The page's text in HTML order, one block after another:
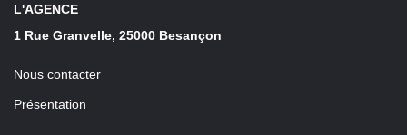
Confiez-Nous La Recherche De Votre Location
L'AGENCE
1 Rue Granvelle, 25000 Besançon
Nous contacter
Présentation